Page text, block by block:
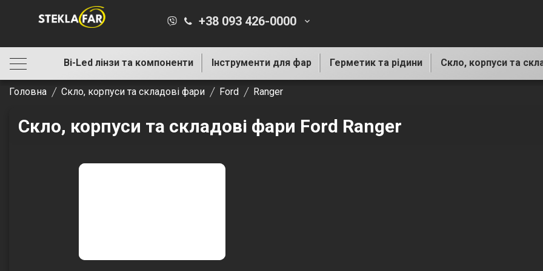
+38 093 426-0000 keyboard_arrow_down
Bi-Led лінзи та компоненти Інструменти для фар Герметик та рідини Скло, корпуси та
Головна Скло, корпуси та складові фари Ford Ranger
Скло, корпуси та складові фари Ford Ranger